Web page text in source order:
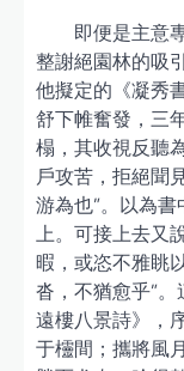
即便是主意
整謝絕園林的吸
他擬定的《凝秀
舒下帷奮發，三
榻，其收視反聽
戶攻苦，拒絕聞
游為也”。以為
上。可接上去又
暇，或恣不雅眺
沓，不猶愈乎”
遠樓八景詩》，
于欞間；攜將風